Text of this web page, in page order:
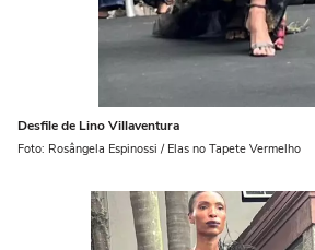
Desfile de Lino Villaventura
Foto: Rosângela Espinossi / Elas no Tapete Vermelho